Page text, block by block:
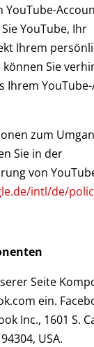
YouTube-
YouTube, Ihr
Ihrem
Sie
Ihrem
zum
Sie in der
von
intl/de/
Seite
ein.
Inc., 1601 S.
USA.